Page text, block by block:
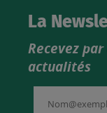
La
Recevez
actualités